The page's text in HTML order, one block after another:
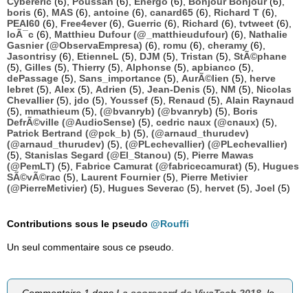
boris (6), MAS (6), antoine (6), canard65 (6), Richard T (6),
PEAI60 (6), Free4ever(6), Guerric (6), Richard (6), tvtweet (6),
loÃ¯c (6), Matthieu Dufour (@_matthieudufour) (6), Nathalie
Gasnier (@ObservaEmpresa) (6), romu (6), cheramy (6),
Jasontrisy (6), EtienneL (5), DJM (5), Tristan (5), StÃ©phane
(5), Gilles (5), Thierry (5), Alphonse (5), apbianco (5),
dePassage (5), Sans_importance (5), AurÃ©lien (5), herve
lebret (5), Alex (5), Adrien (5), Jean-Denis (5), NM (5), Nicolas
Chevallier(5), jdo (5), Youssef (5), Renaud (5), Alain Raynaud
(5), mmathieum (5), (@bvanryb) (@bvanryb) (5), Boris
DefrÃ©ville (@AudioSense) (5), cedric naux (@cnaux) (5),
Patrick Bertrand (@pck_b) (5), (@arnaud_thurudev)
(@arnaud_thurudev) (5), (@PLechevallier) (@PLechevallier)
(5), Stanislas Segard (@El_Stanou) (5), Pierre Mawas
(@PemLT) (5), Fabrice Camurat (@fabricecamurat) (5), Hugues
SÃ©vÃ©rac (5), Laurent Fournier(5), Pierre Metivier
(@PierreMetivier) (5), Hugues Severac (5), hervet (5), Joel (5)
Contributions sous le pseudo @Rouffi
Un seul commentaire sous ce pseudo.